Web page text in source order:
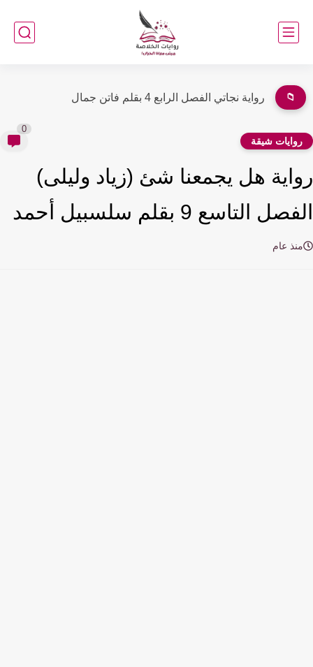
📁 اسكريبت الفصل الرابع 4 بقلم سوار
شيقة
هل يجمعنا شئ (زياد وليلى)
التاسع 9 بقلم سلسبيل أحمد
عام